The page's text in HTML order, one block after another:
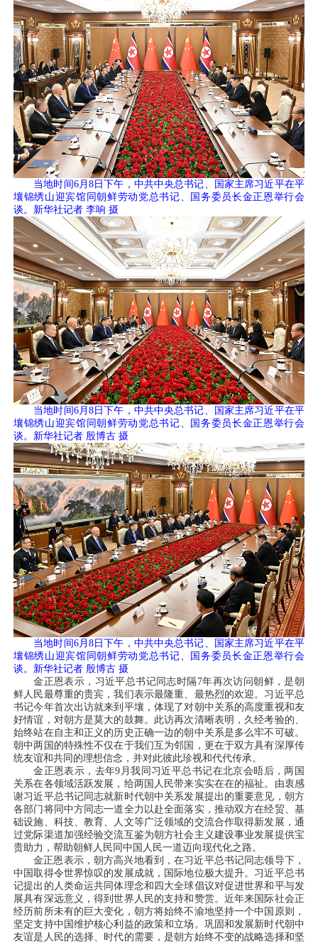
当地时间6月8日下午，中共中央总书记、国家主席习近平在平
壤锦绣山迎宾馆同朝鲜劳动党总书记、国务委员长金正恩举行会
谈。新华社记者 李响 摄
当地时间6月8日下午，中共中央总书记、国家主席习近平在平
壤锦绣山迎宾馆同朝鲜劳动党总书记、国务委员长金正恩举行会
谈。新华社记者 殷博古 摄
当地时间6月8日下午，中共中央总书记、国家主席习近平在平
壤锦绣山迎宾馆同朝鲜劳动党总书记、国务委员长金正恩举行会
谈。新华社记者 殷博古 摄
金正恩表示，习近平总书记同志时隔7年再次访问朝鲜，是朝
鲜人民最尊重的贵宾，我们表示最隆重、最热烈的欢迎。习近平总
书记今年首次出访就来到平壤，体现了对朝中关系的高度重视和友
好情谊，对朝方是莫大的鼓舞。此访再次清晰表明，久经考验的、
始终站在自主和正义的历史正确一边的朝中关系是多么牢不可破。
朝中两国的特殊性不仅在于我们互为邻国，更在于双方具有深厚传
统友谊和共同的理想信念，并对此彼此珍视和代代传承。
金正恩表示，去年9月我同习近平总书记在北京会晤后，两国
关系在各领域活跃发展，给两国人民带来实实在在的福祉。由衷感
谢习近平总书记同志就新时代朝中关系发展提出的重要意见，朝方
各部门将同中方同志一道全力以赴全面落实，推动双方在经贸、基
础设施、科技、教育、人文等广泛领域的交流合作取得新发展，通
过党际渠道加强经验交流互鉴为朝方社会主义建设事业发展提供宝
贵助力，帮助朝鲜人民同中国人民一道迈向现代化之路。
金正恩表示，朝方高兴地看到，在习近平总书记同志领导下，
中国取得令世界惊叹的发展成就，国际地位极大提升。习近平总书
记提出的人类命运共同体理念和四大全球倡议对促进世界和平与发
展具有深远意义，得到世界人民的支持和赞赏。近年来国际社会正
经历前所未有的巨大变化，朝方将始终不渝地坚持一个中国原则，
坚定支持中国维护核心利益的政策和立场。巩固和发展新时代朝中
友谊是人民的选择、时代的需要，是朝方始终不变的战略选择和坚